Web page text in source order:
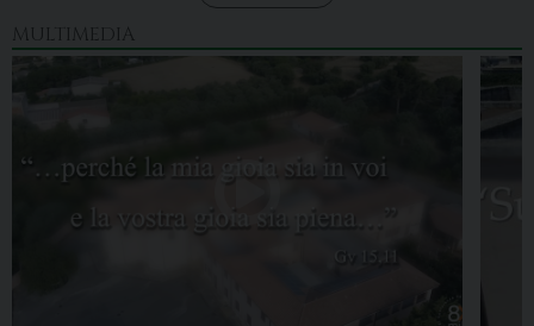
MULTIMEDIA